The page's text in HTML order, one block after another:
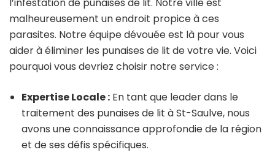
malheureusement un endroit propice à ces
parasites. Notre équipe dévouée est là pour vous
aider à éliminer les punaises de lit de votre vie. Voici
pourquoi vous devriez choisir notre service :
Expertise Locale : En tant que leader dans le
traitement des punaises de lit à St-Saulve, nous
avons une connaissance approfondie de la région
et de ses défis spécifiques.